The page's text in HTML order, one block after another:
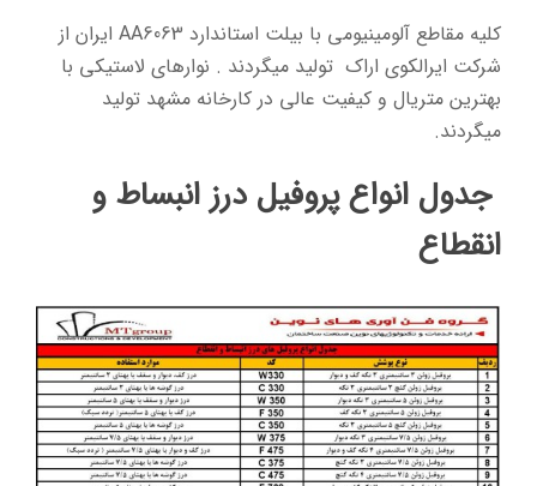
کلیه مقاطع آلومینیومی با بیلت استاندارد AA6063 ایران از
شرکت ایرالکوی اراک تولید میگردند . نوارهای لاستیکی با
بهترین متریال و کیفیت عالی در کارخانه مشهد تولید
میگردند.
جدول انواع پروفیل درز انبساط و
انقطاع